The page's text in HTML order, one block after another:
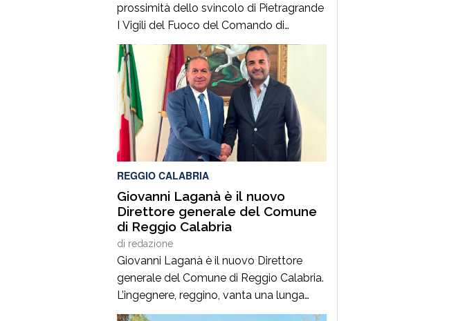
prossimità dello svincolo di Pietragrande
I Vigili del Fuoco del Comando di
Catanzaro, Distaccamento di Soverato,
sono intervenuti sulla SS106, in
prossimità dello svincolo per la località
Pietragrande, per un grave incidente
stradale che ha coinvolto una Fiat
Panda, un’Audi e una motocicletta.Nel
sinistro ha perso la vita il […]
REGGIO CALABRIA
Giovanni Laganà è il nuovo
Direttore generale del Comune
di Reggio Calabria
di redazione
Giovanni Laganà è il nuovo Direttore
generale del Comune di Reggio Calabria.
L’ingegnere, reggino, vanta una lunga
esperienza ai vertici della pubblica